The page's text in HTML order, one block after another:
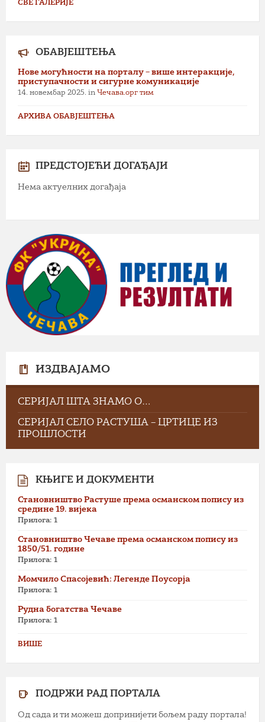
СВЕ ГАЛЕРИЈЕ
ОБАВЈЕШТЕЊА
Нове могућности на порталу – више интеракције,
приступачности и сигурне комуникације
14. новембар 2025. in Чечава.орг тим
АРХИВА ОБАВЈЕШТЕЊА
ПРЕДСТОЈЕЋИ ДОГАЂАЈИ
Нема актуелних догађаја
ИЗДВАЈАМО
СЕРИЈАЛ ШТА ЗНАМО О…
СЕРИЈАЛ СЕЛО РАСТУША – ЦРТИЦЕ ИЗ
ПРОШЛОСТИ
КЊИГЕ И ДОКУМЕНТИ
Становништво Растуше према османском попису из
средине 19. вијека
Прилога: 1
Становништво Чечаве према османском попису из
1850/51. године
Прилога: 1
Момчило Спасојевић: Легенде Поусорја
Прилога: 1
Рудна богатства Чечаве
Прилога: 1
ВИШЕ
ПОДРЖИ РАД ПОРТАЛА
Од сада и ти можеш допринијети бољем раду портала!